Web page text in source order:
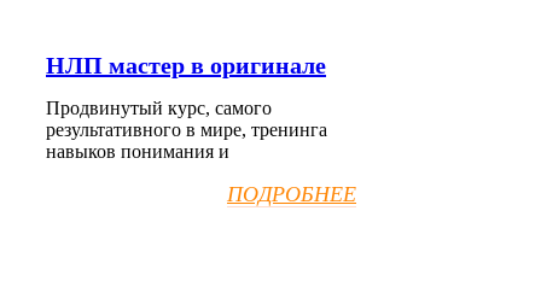
НЛП мастер в оригинале
Продвинутый курс, самого
результативного в мире, тренинга
навыков понимания и
ПОДРОБНЕЕ